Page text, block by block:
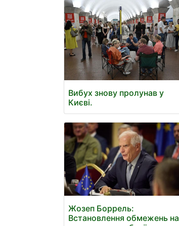
Вибух знову пролунав у
Києві.
Жозеп Боррель:
Встановлення обмежень на